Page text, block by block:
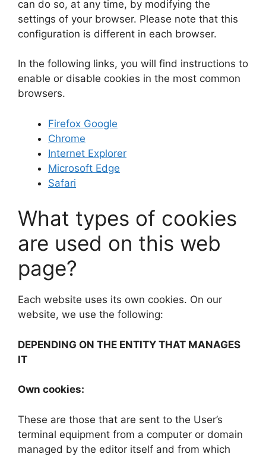
can do so, at any time, by modifying the
settings of your browser. Please note that this
configuration is different in each browser.
In the following links, you will find instructions to
enable or disable cookies in the most common
browsers.
Firefox Google
Chrome
Internet Explorer
Microsoft Edge
Safari
What types of cookies
are used on this web
page?
Each website uses its own cookies. On our
website, we use the following:
DEPENDING ON THE ENTITY THAT MANAGES
IT
Own cookies:
These are those that are sent to the User’s
terminal equipment from a computer or domain
managed by the editor itself and from which